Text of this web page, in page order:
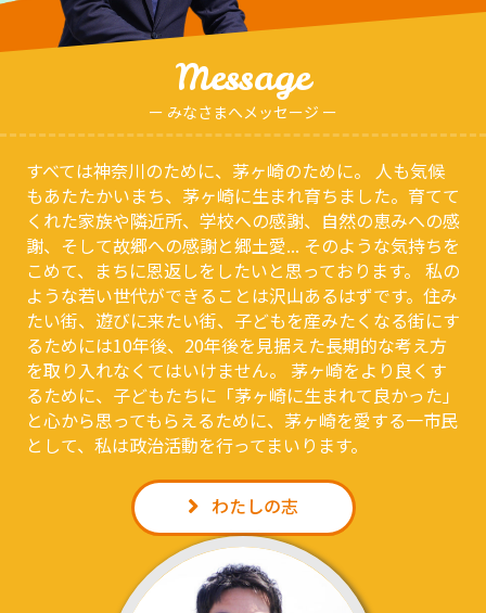
Message
ー みなさまへメッセージ ー
すべては神奈川のために、茅ヶ崎のために。 人も気候
もあたたかいまち、茅ヶ崎に生まれ育ちました。育てて
くれた家族や隣近所、学校への感謝、自然の恵みへの感
謝、そして故郷への感謝と郷土愛... そのような気持ちを
こめて、まちに恩返しをしたいと思っております。 私の
ような若い世代ができることは沢山あるはずです。住み
たい街、遊びに来たい街、子どもを産みたくなる街にす
るためには10年後、20年後を見据えた⻑期的な考え方
を取り入れなくてはいけません。 茅ヶ崎をより良くす
るために、子どもたちに「茅ヶ崎に生まれて良かった」
と心から思ってもらえるために、茅ヶ崎を愛する一市⺠
として、私は政治活動を行ってまいります。
わたしの志